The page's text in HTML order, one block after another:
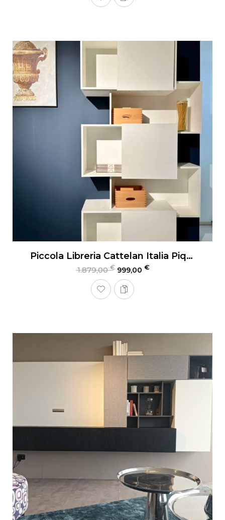
Piccola Libreria Cattelan Italia Piquant
1.879,00€ 999,00 €